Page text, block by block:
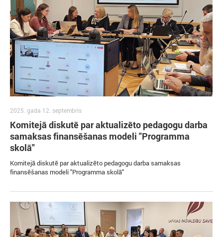
2025. gada 12. septembris
Komitejā diskutē par aktualizēto pedagogu darba
samaksas finansēšanas modeli "Programma
skolā"
Komitejā diskutē par aktualizēto pedagogu darba samaksas
finansēšanas modeli "Programma skolā"